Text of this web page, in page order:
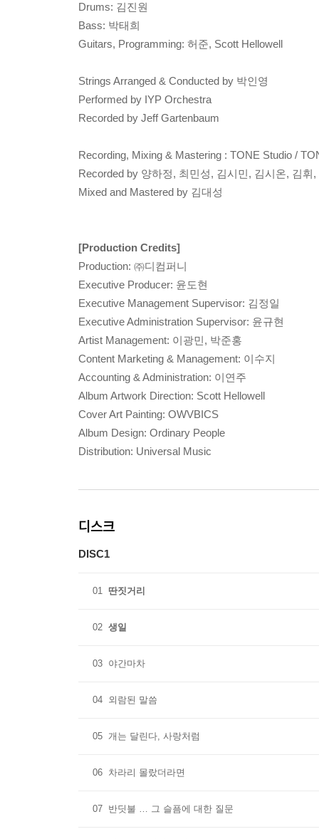
Drums: 김진원
Bass: 박태희
Guitars, Programming: 허준, Scott Hellowell
Strings Arranged & Conducted by 박인영
Performed by IYP Orchestra
Recorded by Jeff Gartenbaum
Recording, Mixing & Mastering : TONE Studio /
Recorded by 양하정, 최민성, 김시민, 김시온, 김휘,
Mixed and Mastered by 김대성
[Production Credits]
Production: ㈜디컴퍼니
Executive Producer: 윤도현
Executive Management Supervisor: 김정일
Executive Administration Supervisor: 윤규현
Artist Management: 이광민, 박준홍
Content Marketing & Management: 이수지
Accounting & Administration: 이연주
Album Artwork Direction: Scott Hellowell
Cover Art Painting: OWVBICS
Album Design: Ordinary People
Distribution: Universal Music
디스크
DISC1
01 딴짓거리
02 생일
03 야간마차
04 외람된 말씀
05 개는 달린다, 사랑처럼
06 차라리 몰랐더라면
07 반딧불 … 그 슬픔에 대한 질문